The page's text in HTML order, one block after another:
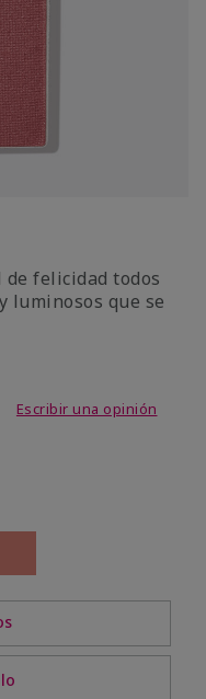
felicidad todos
luminosos que se
5
Escribir una opinión